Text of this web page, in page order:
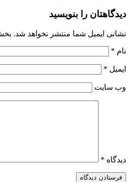
دیدگاهتان را بنویسید
نشانی ایمیل شما منتشر نخواهد شد.
نام *
ایمیل *
وب‌ سایت
دیدگاه *